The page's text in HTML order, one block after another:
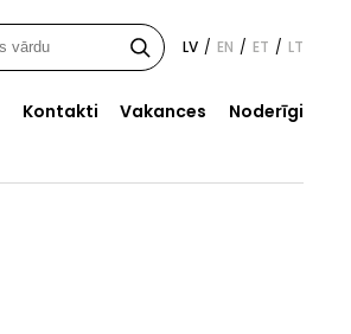
Kontakti Vakances Noderīgi
LV / EN / ET / LT